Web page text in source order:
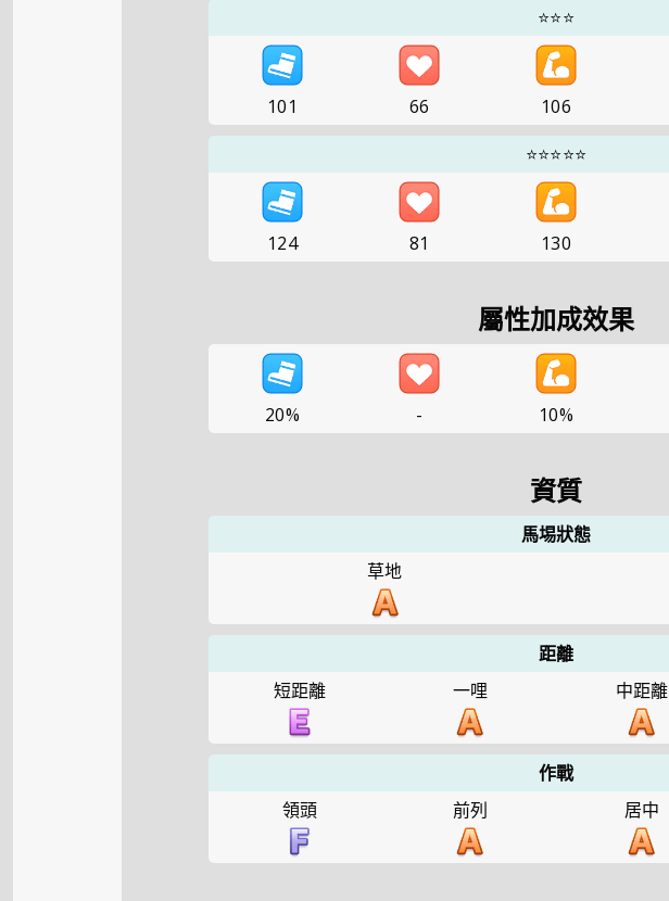
⭐⭐⭐
101 66 106
⭐⭐⭐⭐⭐
124 81 130
屬性加成效果
20% - 10%
資質
馬埸狀態
草地
距離
短距離
一哩 中距離
作戰
領頭
前列 居中